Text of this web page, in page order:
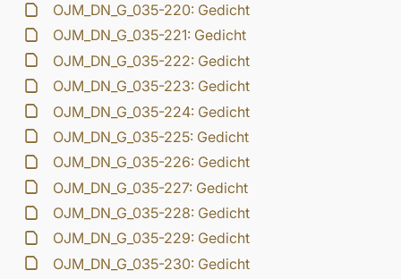
OJM_DN_G_035-220: Gedicht
OJM_DN_G_035-221: Gedicht
OJM_DN_G_035-222: Gedicht
OJM_DN_G_035-223: Gedicht
OJM_DN_G_035-224: Gedicht
OJM_DN_G_035-225: Gedicht
OJM_DN_G_035-226: Gedicht
OJM_DN_G_035-227: Gedicht
OJM_DN_G_035-228: Gedicht
OJM_DN_G_035-229: Gedicht
OJM_DN_G_035-230: Gedicht